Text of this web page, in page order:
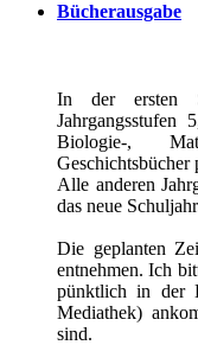
Bücherausgabe
In der ersten
Biologie-,
Geschichtsbücher
Alle anderen
das neue
Die geplanten
entnehmen. Ich
pünktlich in der
Mediathek)
sind.